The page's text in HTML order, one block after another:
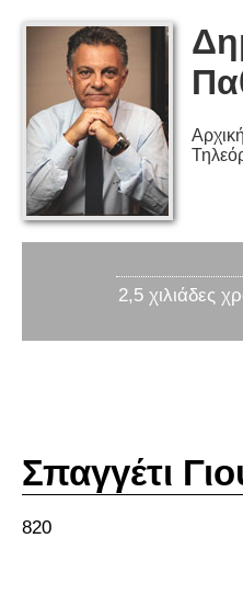
Αρχική
2,5 χιλιάδες
Σπαγγέτι
820